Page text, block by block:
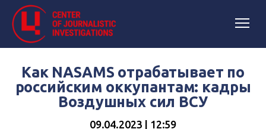
Как NASAMS отрабатывает по
российским оккупантам: кадры
Воздушных сил ВСУ
09.04.2023 | 12:59